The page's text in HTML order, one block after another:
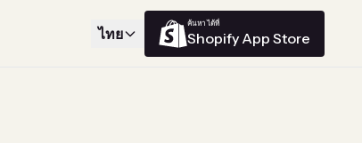
ไทย
ค้นหาได้ที่
Shopify App Store